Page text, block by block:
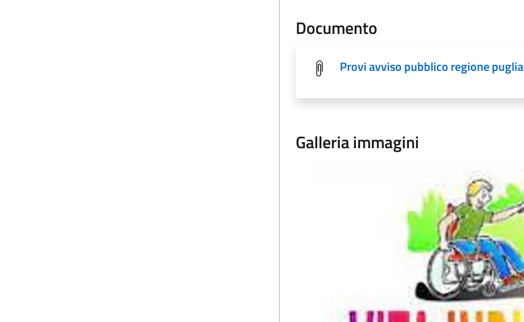
Documento
Provi avviso pubblico regione puglia
Galleria immagini